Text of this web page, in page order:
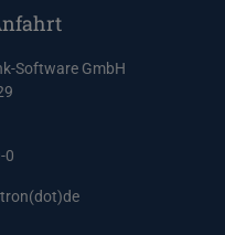
Software GmbH
0